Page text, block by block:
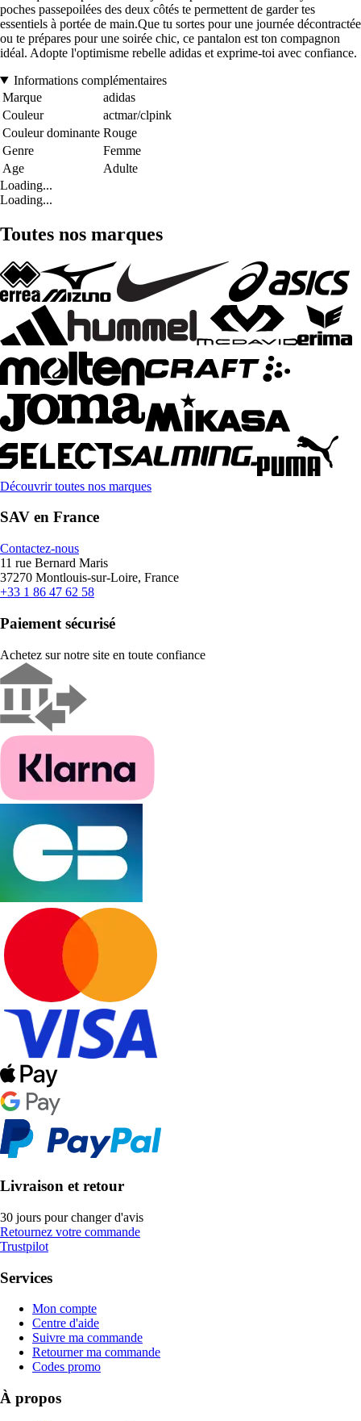
poches passepoilées des deux côtés te permettent de garder tes
essentiels à portée de main.Que tu sortes pour une journée décontractée
ou te prépares pour une soirée chic, ce pantalon est ton compagnon
idéal. Adopte l'optimisme rebelle adidas et exprime-toi avec confiance.
Informations complémentaires
Marque
adidas
Couleur
actmar/clpink
Couleur dominante Rouge
Genre
Femme
Age
Adulte
Loading...
Loading...
Toutes nos marques
Découvrir toutes nos marques
SAV en France
Contactez-nous
11 rue Bernard Maris
37270 Montlouis-sur-Loire, France
+33 1 86 47 62 58
Paiement sécurisé
Achetez sur notre site en toute confiance
Livraison et retour
30 jours pour changer d'avis
Retournez votre commande
Trustpilot
Services
Mon compte
Centre d'aide
Suivre ma commande
Retourner ma commande
Codes promo
À propos